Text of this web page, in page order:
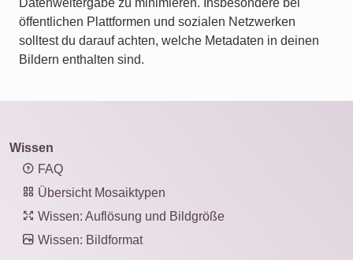
öffentlichen Plattformen und sozialen Netzwerken
solltest du darauf achten, welche Metadaten in deinen
Bildern enthalten sind.
Wissen
FAQ
Übersicht Mosaiktypen
Wissen: Auflösung und Bildgröße
Wissen: Bildformat